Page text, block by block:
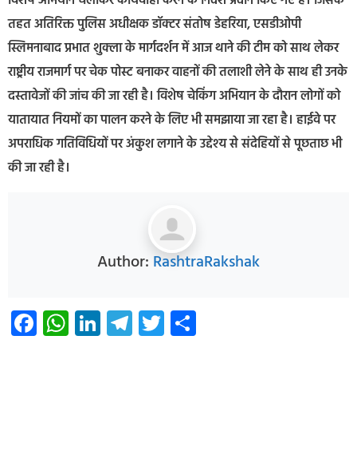
तहत अतिरिक्त पुलिस अधीक्षक डॉक्टर संतोष डेहरिया, एसडीओपी
स्लिमनाबाद प्रभात शुक्ला के मार्गदर्शन में आज थाने की टीम को साथ लेकर
राष्ट्रीय राजमार्ग पर चेक पोस्ट बनाकर वाहनों की तलाशी लेने के साथ ही उनके
दस्तावेजों की जांच की जा रही है। विशेष चेकिंग अभियान के दौरान लोगों को
यातायात नियमों का पालन करने के लिए भी समझाया जा रहा है। हाईवे पर
अपराधिक गतिविधियों पर अंकुश लगाने के उद्देश्य से संदेहियों से पूछताछ भी
की जा रही है।
Author: RashtraRakshak
Facebook
WhatsApp
LinkedIn
Telegram
Twitter